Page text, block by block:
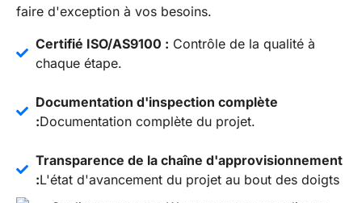
faire d'exception à vos besoins.
Certifié ISO/AS9100 : Contrôle de la qualité à
chaque étape.
Documentation d'inspection complète
:Documentation complète du projet.
Transparence de la chaîne d'approvisionnement
:L'état d'avancement du projet au bout des doigts